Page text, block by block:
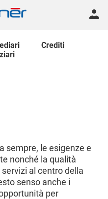
Crediti
sempre, le esigenze e
nonché la qualità
al centro della
senso anche i
per